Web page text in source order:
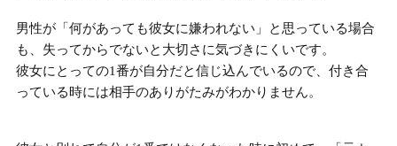
男性が 「何があっても彼女に嫌われない」と思っている場合
も、失ってからでないと大切さに気づきにくいです。
彼女にとっての1番が自分だと信じ込んでいるので、付き合
っている時には相手のありがたみがわかりません。